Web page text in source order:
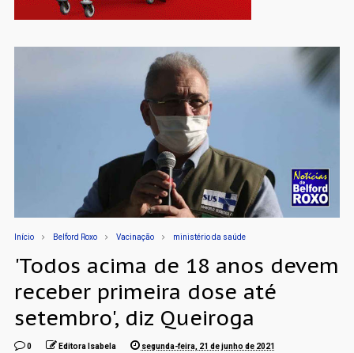
Início Belford Roxo Vacinação ministério da saúde
'Todos acima de 18 anos devem
receber primeira dose até
setembro', diz Queiroga
0 Editora Isabela segunda-feira, 21 de junho de 2021